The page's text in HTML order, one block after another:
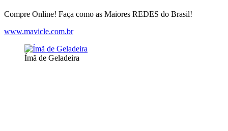
Compre Online! Faça como as Maiores REDES do Brasil!
www.mavicle.com.br
Ímã de Geladeira